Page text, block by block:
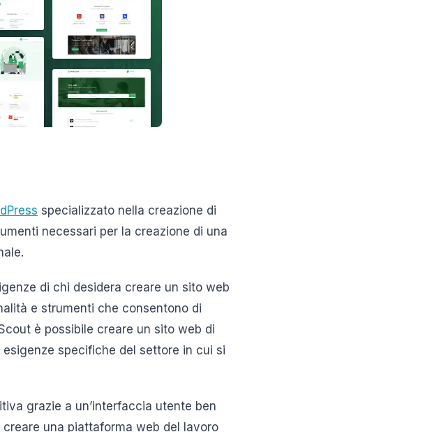
specializzato nella creazione di
necessari per la creazione di una
di chi desidera creare un sito web
e strumenti che consentono di
è possibile creare un sito web di
specifiche del settore in cui si
grazie a un’interfaccia utente ben
una piattaforma web del lavoro